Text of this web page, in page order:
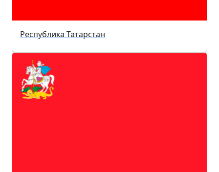
Республика Татарстан